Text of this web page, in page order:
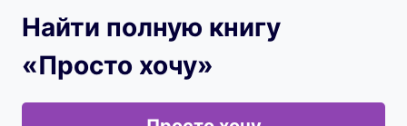
Найти полную книгу
«Просто хочу»